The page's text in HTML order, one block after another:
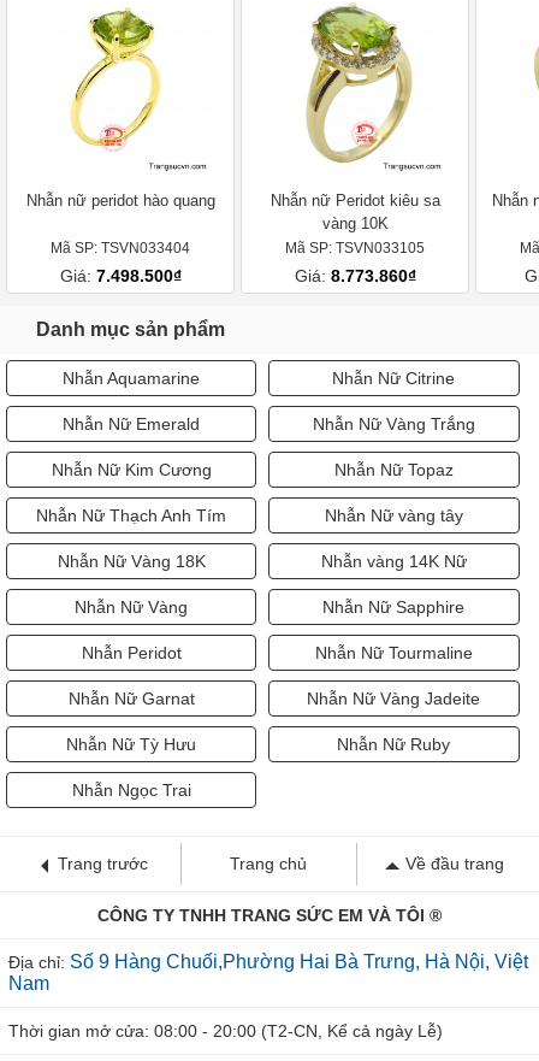
Nhẫn nữ peridot hào quang
Mã SP: TSVN033404
Giá: 7.498.500₫
Nhẫn nữ Peridot kiêu sa
vàng 10K
Mã SP: TSVN033105
Giá: 8.773.860₫
Nhẫn
Danh mục sản phẩm
Nhẫn Aquamarine Nhẫn Nữ Citrine
Nhẫn Nữ Emerald Nhẫn Nữ Vàng Trắng
Nhẫn Nữ Kim Cương Nhẫn Nữ Topaz
Nhẫn Nữ Thạch Anh Tím Nhẫn Nữ vàng tây
Nhẫn Nữ Vàng 18K Nhẫn vàng 14K Nữ
Nhẫn Nữ Vàng Nhẫn Nữ Sapphire
Nhẫn Peridot Nhẫn Nữ Tourmaline
Nhẫn Nữ Garnat Nhẫn Nữ Vàng Jadeite
Nhẫn Nữ Tỳ Hưu Nhẫn Nữ Ruby
Nhẫn Ngọc Trai
Trang trước Trang chủ Về đầu trang
CÔNG TY TNHH TRANG SỨC EM VÀ TÔI ®
Địa chỉ: Số 9 Hàng Chuối,Phường Hai Bà Trưng, Hà Nội, Việt
Nam
Thời gian mở cửa: 08:00 - 20:00 (T2-CN, Kể cả ngày Lễ)